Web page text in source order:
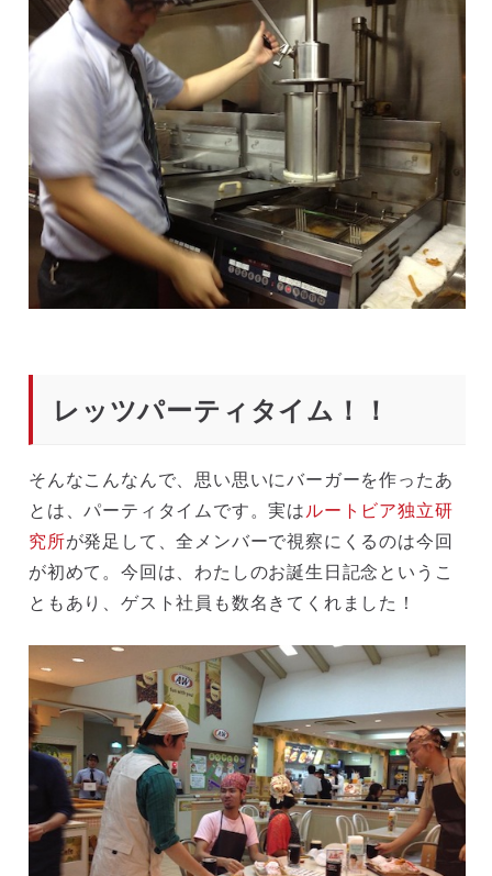
レッツパーティタイム！！
そんなこんなんで、思い思いにバーガーを作ったあ
とは、パーティタイムです。実は ルートビア独立研
究所が発足して、全メンバーで視察にくるのは今回
が初めて。今回は、わたしのお誕生日記念というこ
ともあり、ゲスト社員も数名きてくれました！